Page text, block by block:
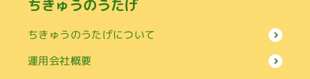
ちきゅうのうたげ
ちきゅうのうたげについて
運用会社概要